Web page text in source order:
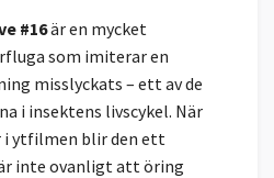
#16är en mycket
som imiterar en
misslyckats – ett av de
i insektens livscykel. När
i ytfilmen blir den ett
inte ovanligt att öring